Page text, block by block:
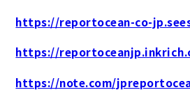
https://reportocean-co-
https://
https://note.com/